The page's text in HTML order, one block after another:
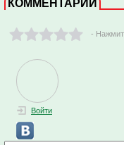
КОММЕНТАРИИ
-
Войти